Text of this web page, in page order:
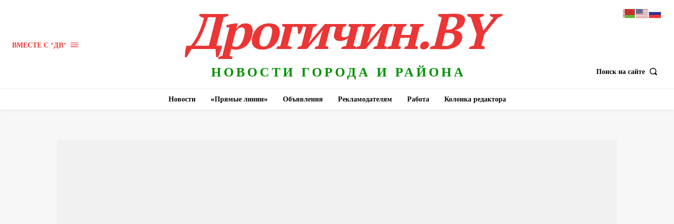
ВМЕСТЕ С "ДВ" Дрогичин.BY
НОВОСТИ ГОРОДА И РАЙОНА Поиск на сайте
Новости «Прямые линии» Объявления Рекламодателям Работа Колонка редактора